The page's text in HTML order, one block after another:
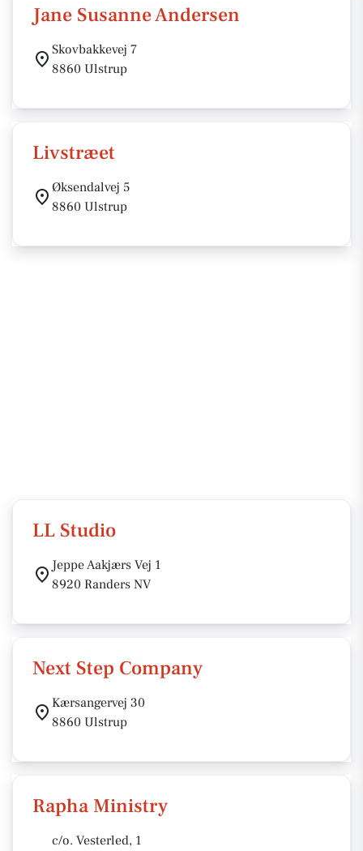
Jane Susanne Andersen
Skovbakkevej 7
8860 Ulstrup
Livstræet
Øksendalvej 5
8860 Ulstrup
LL Studio
Jeppe Aakjærs Vej 1
8920 Randers NV
Next Step Company
Kærsangervej 30
8860 Ulstrup
Rapha Ministry
c/o. Vesterled, 1